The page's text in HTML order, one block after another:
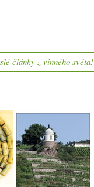
články z vinného světa!